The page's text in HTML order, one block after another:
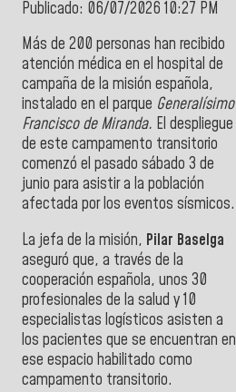
Publicado: 06/07/2026 10:27 PM
Más de 200 personas han recibido
atención médica en el hospital de
campaña de la misión española,
instalado en el parque Generalísimo
Francisco de Miranda. El despliegue
de este campamento transitorio
comenzó el pasado sábado 3 de
junio para asistir a la población
afectada por los eventos sísmicos.
La jefa de la misión, Pilar Baselga
aseguró que, a través de la
cooperación española, unos 30
profesionales de la salud y 10
especialistas logísticos asisten a
los pacientes que se encuentran en
ese espacio habilitado como
campamento transitorio.